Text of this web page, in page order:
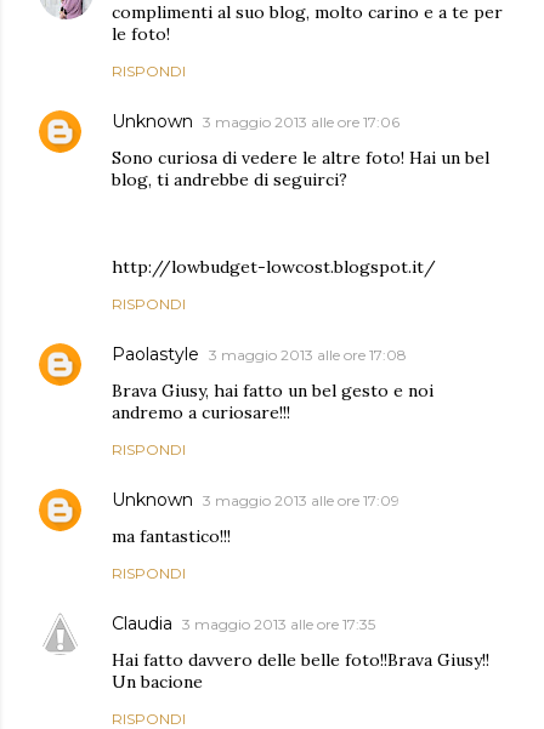
complimenti al suo blog, molto carino e a te per
le foto!
RISPONDI
Unknown 3 maggio 2013 alle ore 17:06
Sono curiosa di vedere le altre foto! Hai un bel
blog, ti andrebbe di seguirci?
http://lowbudget-lowcost.blogspot.it/
RISPONDI
Paolastyle 3 maggio 2013 alle ore 17:08
Brava Giusy, hai fatto un bel gesto e noi
andremo a curiosare!!!
RISPONDI
Unknown 3 maggio 2013 alle ore 17:09
ma fantastico!!!
RISPONDI
Claudia 3 maggio 2013 alle ore 17:35
Hai fatto davvero delle belle foto!!Brava Giusy!!
Un bacione
RISPONDI